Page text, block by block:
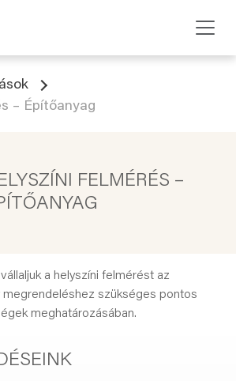
– Építőanyag
FELMÉRÉS –
a helyszíni felmérést az
megrendeléshez szükséges pontos
meghatározásában.